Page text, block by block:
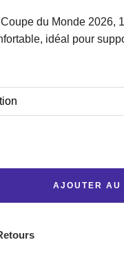
du Monde 2026,
idéal pour
AJOUTER AU